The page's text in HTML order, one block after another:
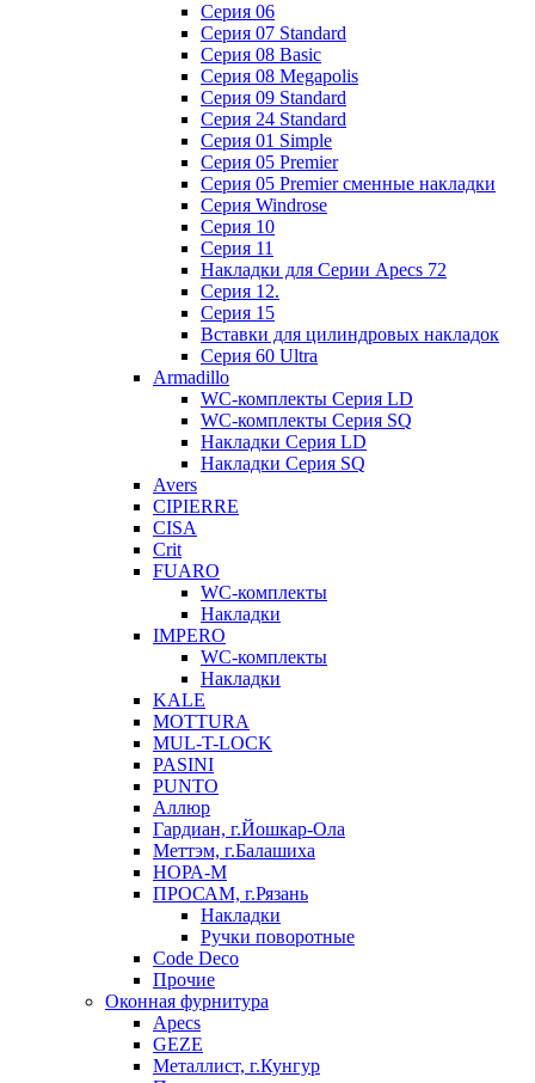
Cерия 06
Cерия 07 Standard
Cерия 08 Basic
Cерия 08 Megapolis
Cерия 09 Standard
Cерия 24 Standard
Серия 01 Simple
Серия 05 Premier
Серия 05 Premier сменные накладки
Cерия Windrose
Серия 10
Серия 11
Накладки для Серии Apecs 72
Серия 12.
Серия 15
Вставки для цилиндровых накладок
Серия 60 Ultra
Armadillo
WC-комплекты Серия LD
WC-комплекты Серия SQ
Накладки Серия LD
Накладки Серия SQ
Avers
CIPIERRE
CISA
Crit
FUARO
WC-комплекты
Накладки
IMPERO
WC-комплекты
Накладки
KALE
MOTTURA
MUL-T-LOCK
PASINI
PUNTO
Аллюр
Гардиан, г.Йошкар-Ола
Меттэм, г.Балашиха
НОРА-М
ПРОСАМ, г.Рязань
Накладки
Ручки поворотные
Code Deco
Прочие
Оконная фурнитура
Apecs
GEZE
Металлист, г.Кунгур